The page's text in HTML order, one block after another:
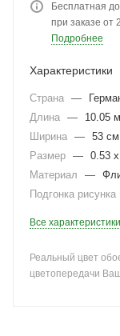
Бесплатная
при заказе от
Подробнее
Характеристики
Страна —
Длина —
10.05 м
Ширина — 53 см
Размер — 0.53
Материал
—
Подгонка рисунка
Все характеристики
Реальный цвет
цветопередачи